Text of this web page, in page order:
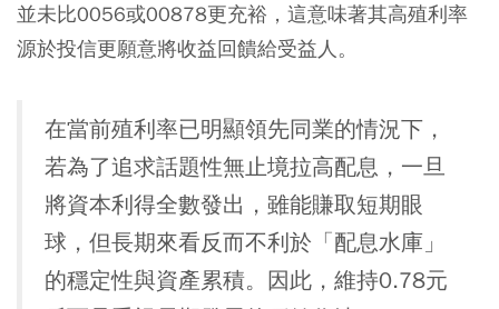
並未比0056或00878更充裕，這意味著其高殖利率
源於投信更願意將收益回饋給受益人。
在當前殖利率已明顯領先同業的情況下，
若為了追求話題性無止境拉高配息，一旦
將資本利得全數發出，雖能賺取短期眼
球，但長期來看反而不利於「配息水庫」
的穩定性與資產累積。因此，維持0.78元